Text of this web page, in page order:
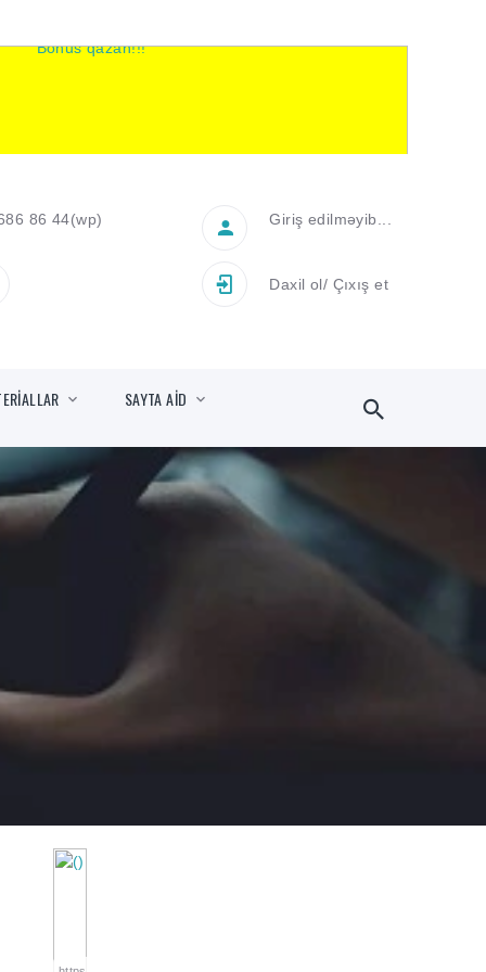
86 44(wp) Giriş edilməyib...
Daxil ol/ Çıxış et
SAYTA AİD